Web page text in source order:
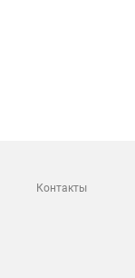
Контакты